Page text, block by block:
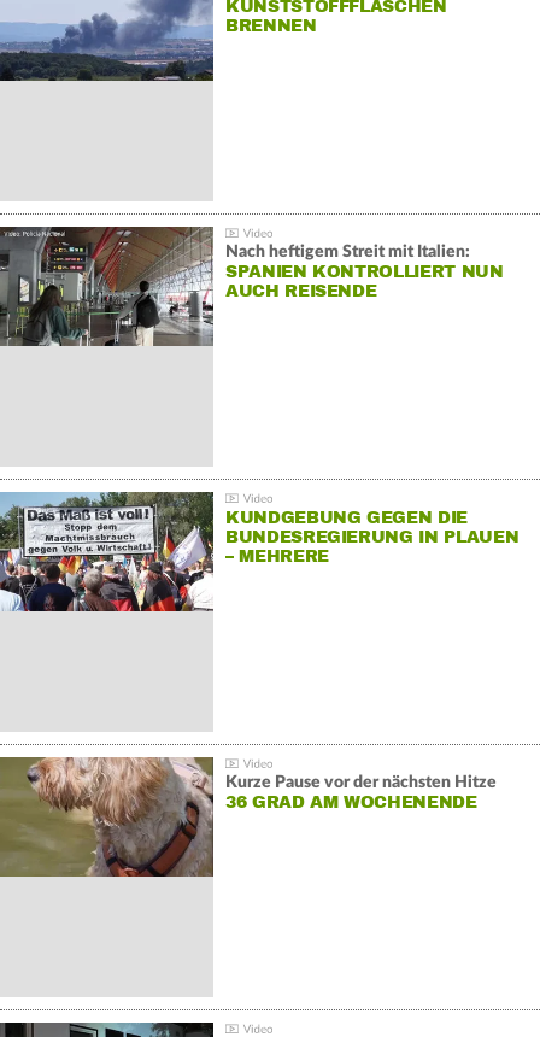
KUNSTSTOFFFLASCHEN
BRENNEN
Nach heftigem Streit mit Italien:
SPANIEN KONTROLLIERT NUN
AUCH REISENDE
KUNDGEBUNG GEGEN DIE
BUNDESREGIERUNG IN PLAUEN
– MEHRERE
Kurze Pause vor der nächsten Hitze
36 GRAD AM WOCHENENDE